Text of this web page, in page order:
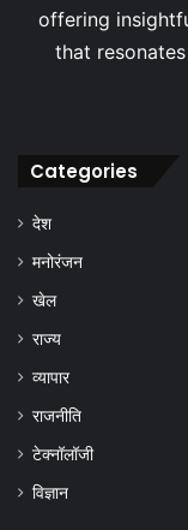
Categories
देश
मनोरंजन
खेल
राज्य
व्यापार
राजनीति
टेक्नॉलॉजी
विज्ञान